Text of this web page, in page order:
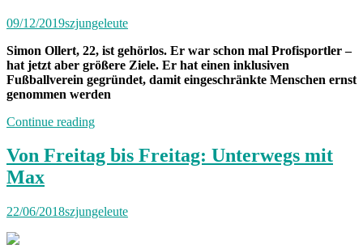
09/12/2019szjungeleute
Simon Ollert, 22, ist gehörlos. Er war schon mal Profisportler –
hat jetzt aber größere Ziele. Er hat einen inklusiven
Fußballverein gegründet, damit eingeschränkte Menschen ernst
genommen werden
Continue reading„Lippenlesen
Mittelfeld“
Von Freitag bis Freitag: Unterwegs mit
Max
22/06/2018szjungeleute